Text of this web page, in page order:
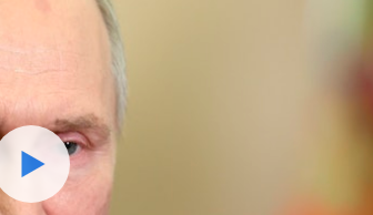
Watch